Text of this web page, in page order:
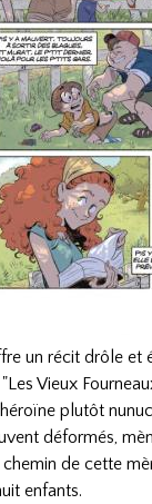
un récit drôle et
Vieux
plutôt
déformés,
de cette
enfants.